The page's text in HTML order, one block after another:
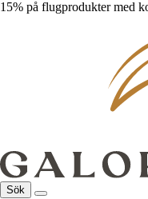
15% på flugprodukter med
Sök